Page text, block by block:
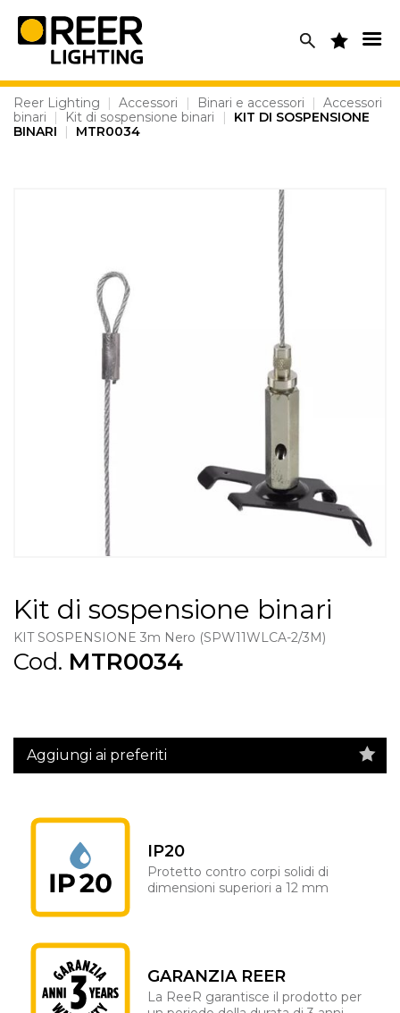
content
Reer Lighting | Accessori | Binari e accessori | Accessori
binari
| Kit di sospensione binari |
KIT DI SOSPENSIONE
BINARI
| MTR0034
Kit di sospensione binari
KIT SOSPENSIONE 3m Nero (SPW11WLCA-2/3M)
Cod. MTR0034
Aggiungi ai preferiti
IP20
Protetto contro corpi solidi di
dimensioni superiori a 12 mm
GARANZIA REER
La ReeR garantisce il prodotto per